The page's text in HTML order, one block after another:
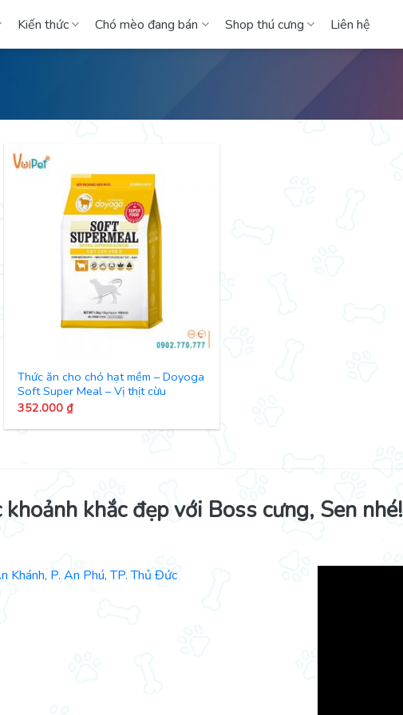
Kiến thức Chó mèo đang bán Shop thú cưng Liên hệ
Thức ăn cho chó hạt mềm – Doyoga
Soft Super Meal – Vị thịt cừu
352.000 ₫
khắc đẹp với Boss cưng, Sen nhé!
P. An Phú, TP. Thủ Đức